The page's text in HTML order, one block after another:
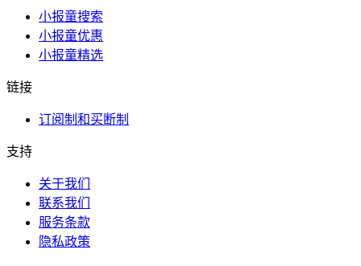
小报童搜索
小报童优惠
小报童精选
链接
订阅制和买断制
支持
关于我们
联系我们
服务条款
隐私政策